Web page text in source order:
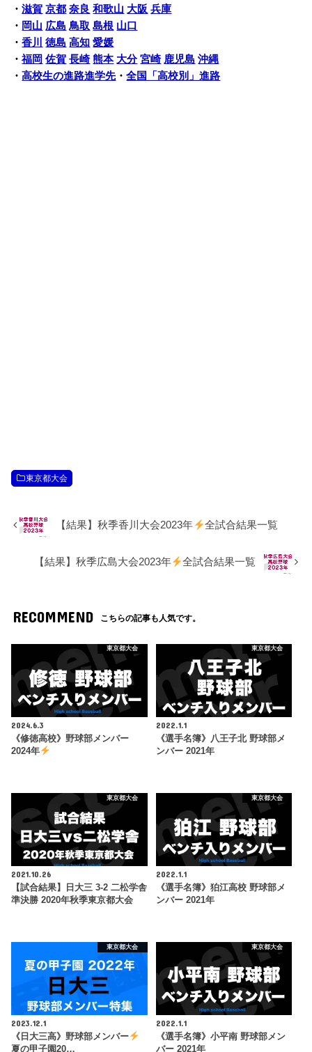
・滋賀 京都 奈良 和歌山 大阪 兵庫
・ 岡山 広島 鳥取 島根 山口
・香川 徳島 高知 愛媛
・福岡 佐賀 長崎 熊本 大分 宮崎 鹿児島 沖縄
・高校生の進路進学先・全国「高校別」進路
東京都大会
【結果】秋季香川大会2023年 全試合結果一覧
【結果】秋季広島大会2023年 全試合結果一覧
RECOMMEND こちらの記事も人気です。
東京都大会
2024.6.3
《修徳高校》野球部メンバー
2024年
東京都大会
2022.1.1
《選手名簿》八王子北 野球部メ
ンバー 2021年
東京都大会
2021.10.26
【試合結果】日大三 3-2 二松学舎
準決勝 2020年秋季東京都大会
東京都大会
2022.1.1
《選手名簿》狛江高校 野球部メ
ンバー 2021年
東京都大会
2023.12.1
《日大三高》野球部メンバー
夏の甲子園20…
東京都大会
2022.1.1
《選手名簿》小平南 野球部メン
バー 2021年